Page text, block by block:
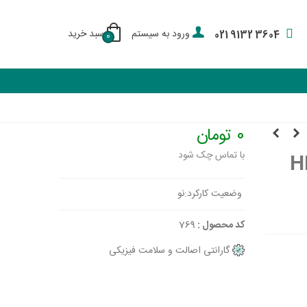
021 9132 3604 ورود به سیستم 0سبد خرید
0 تومان
با تماس چک شود
وضعیت کارکرد:نو
کد محصول : 769
گارانتی اصالت و سلامت فیزیکی